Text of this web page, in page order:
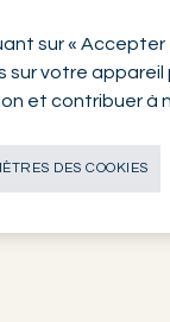
beyond
ANALYSIS
sur «
sur votre appareil
et contribuer à
DES COOKIES